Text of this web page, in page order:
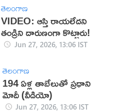
తెలంగాణ
VIDEO: ఆస్తి రాయలేదని
తండ్రిని దారుణంగా కొట్టారు!
Jun 27, 2026, 13:06 IST
తెలంగాణ
194 ఏళ్ల తాబేలుతో ప్రధాని
మోదీ (వీడియో)
Jun 27, 2026, 13:06 IST